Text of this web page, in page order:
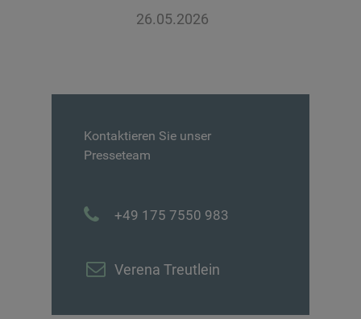
26.05.2026
Kontaktieren Sie unser
Presseteam
+49 175 7550 983
Verena Treutlein